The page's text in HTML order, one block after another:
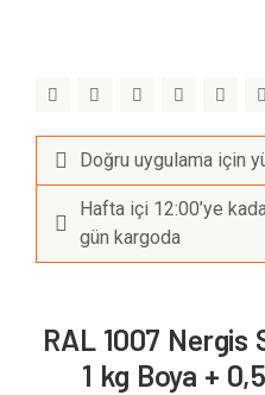
Doğru uygulama için
Hafta içi 12:00’ye
gün kargoda
RAL 1007 Nergis
1 kg Boya +